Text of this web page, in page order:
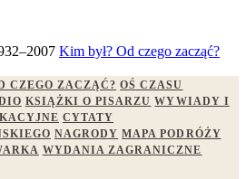
Kim był? Od czego zacząć?
CZEGO ZACZĄĆ? OŚ CZASU
KSIĄŻKI O PISARZU WYWIADY I
CYTATY
NAGRODY MAPA PODRÓŻY
WYDANIA ZAGRANICZNE